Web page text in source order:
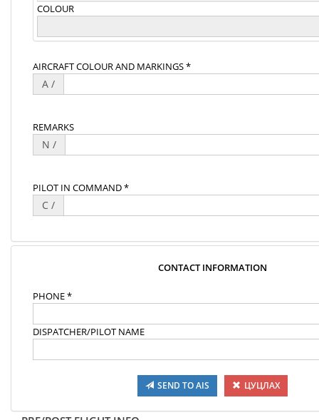
COLOUR
AIRCRAFT COLOUR AND MARKINGS *
A /
REMARKS
N /
PILOT IN COMMAND *
C /
CONTACT INFORMATION
PHONE *
DISPATCHER/PILOT NAME
SEND TO AIS ЦУЦЛАХ